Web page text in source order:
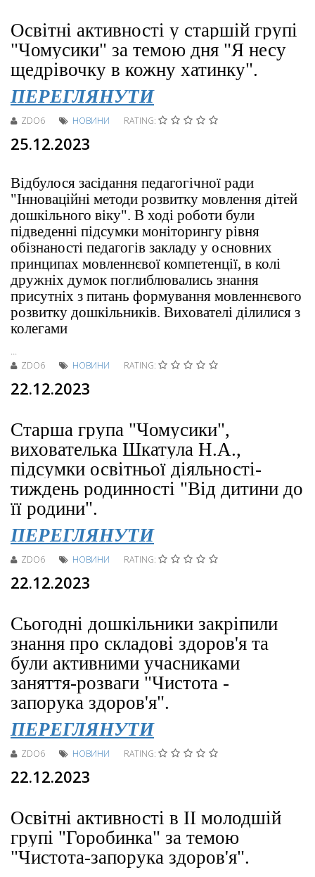
Освітні активності у старшій групі
"Чомусики" за темою дня "Я несу
щедрівочку в кожну хатинку".
ПЕРЕГЛЯНУТИ
ZDO6 НОВИНИ RATING:
25.12.2023
Відбулося засідання педагогічної ради
"Інноваційні методи розвитку мовлення дітей
дошкільного віку". В ході роботи були
підведенні підсумки моніторингу рівня
обізнаності педагогів закладу у основних
принципах мовленнєвої компетенції, в колі
дружніх думок поглиблювались знання
присутніх з питань формування мовленнєвого
розвитку дошкільників. Вихователі ділилися з
колегами
...
ZDO6 НОВИНИ RATING:
22.12.2023
Старша група "Чомусики",
вихователька Шкатула Н.А.,
підсумки освітньої діяльності-
тиждень родинності "Від дитини до
її родини".
ПЕРЕГЛЯНУТИ
ZDO6 НОВИНИ RATING:
22.12.2023
Сьогодні дошкільники закріпили
знання про складові здоров'я та
були активними учасниками
заняття-розваги "Чистота -
запорука здоров'я".
ПЕРЕГЛЯНУТИ
ZDO6 НОВИНИ RATING:
22.12.2023
Освітні активності в ІІ молодшій
групі "Горобинка" за темою
"Чистота-запорука здоров'я".